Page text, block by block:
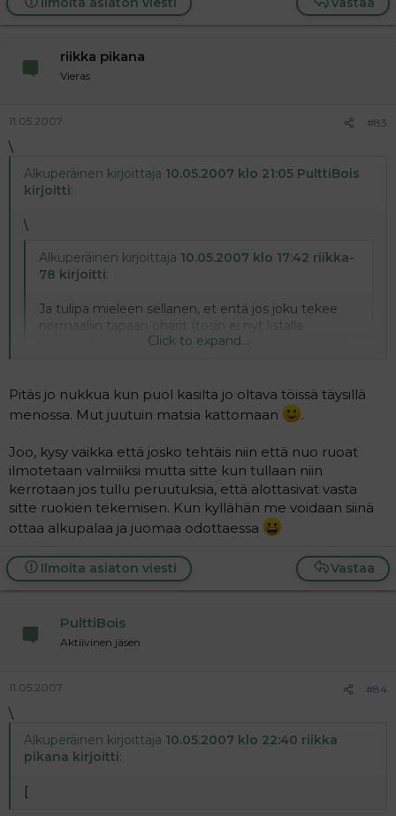
riikka pikana
Vieras
11.05.2007 #83
\
Alkuperäinen kirjoittaja 10.05.2007 klo 21:05 PulttiBois
kirjoitti:
\
Alkuperäinen kirjoittaja 10.05.2007 klo 17:42 riikka-
78 kirjoitti:
Ja tulipa mieleen sellanen, et entä jos joku tekee
normaaliin tapaan oharit (tosin ei nyt listalla
oharintekijöitä aiemmilta kerroilta näyttäis olevan)
niin. en tiedä miksi valmiiksi haluavat ruokavalinnat
tietää, ei meitä kuitenkaan niin montaa ole tulossa-
Click to expand...
Pitäs jo nukkua kun puol kasilta jo oltava töissä täysillä
menossa. Mut juutuin matsia kattomaan
.
Joo, kysy vaikka että josko tehtäis niin että nuo ruoat
ilmotetaan valmiiksi mutta sitte kun tullaan niin
kerrotaan jos tullu peruutuksia, että alottasivat vasta
sitte ruokien tekemisen. Kun kyllähän me voidaan siinä
ottaa alkupalaa ja juomaa odottaessa
Vastaa
Ilmoita asiaton viesti
PulttiBois
Aktiivinen jäsen
11.05.2007 #84
\
Alkuperäinen kirjoittaja 10.05.2007 klo 22:40 riikka
pikana kirjoitti:
[